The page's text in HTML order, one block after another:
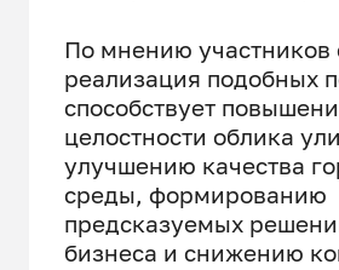
По мнению участников
реализация подобных
способствует
целостности облика
улучшению качества
среды, формированию
предсказуемых
бизнеса и снижению